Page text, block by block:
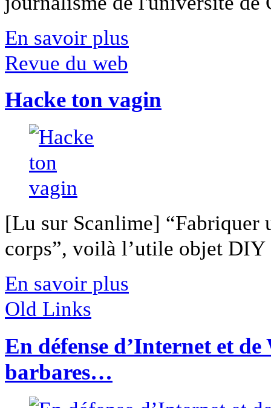
En savoir plus
Revue du web
Hacke ton vagin
[Lu sur Scanlime] “Fabriquer
corps”, voilà l’utile objet
En savoir plus
Old Links
En défense d’Internet et
barbares…